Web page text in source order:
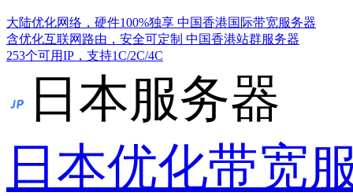
大陆优化网络，硬件100%独享 中国香港国际带宽服务器
含优化互联网路由，安全可定制 中国香港站群服务器
253个可用IP，支持1C/2C/4C
日本服务器
日本优化带宽